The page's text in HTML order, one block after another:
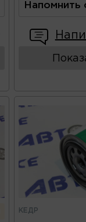
Напомнить
КЕДР